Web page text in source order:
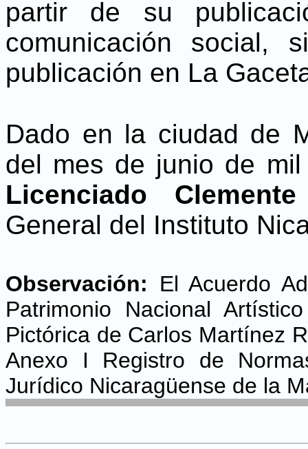
partir de su
comunicación social,
publicación en La
Dado en la ciudad de
del mes de junio de
Licenciado
General del Instituto
Observación:
El Acuerdo
Patrimonio Nacional
Pictórica de Carlos Martínez
Anexo I Registro de
Jurídico Nicaragüense de la